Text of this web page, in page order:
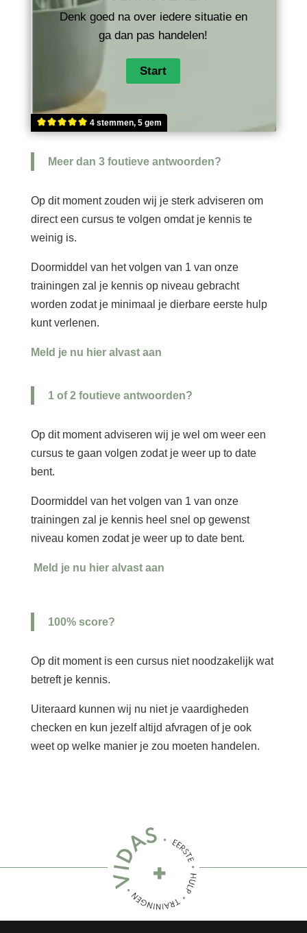
4 stemmen, 5 gem
Denk goed na over iedere situatie en
ga dan pas handelen!
Meer dan 3 foutieve antwoorden?
Op dit moment zouden wij je sterk adviseren om
direct een cursus te volgen omdat je kennis te
weinig is.
Doormiddel van het volgen van 1 van onze
trainingen zal je kennis op niveau gebracht
worden zodat je minimaal je dierbare eerste hulp
kunt verlenen.
Meld je nu hier alvast aan
1 of 2 foutieve antwoorden?
Op dit moment adviseren wij je wel om weer een
cursus te gaan volgen zodat je weer up to date
bent.
Doormiddel van het volgen van 1 van onze
trainingen zal je kennis heel snel op gewenst
niveau komen zodat je weer up to date bent.
Meld je nu hier alvast aan
100% score?
Op dit moment is een cursus niet noodzakelijk wat
betreft je kennis.
Uiteraard kunnen wij nu niet je vaardigheden
checken en kun jezelf altijd afvragen of je ook
weet op welke manier je zou moeten handelen.